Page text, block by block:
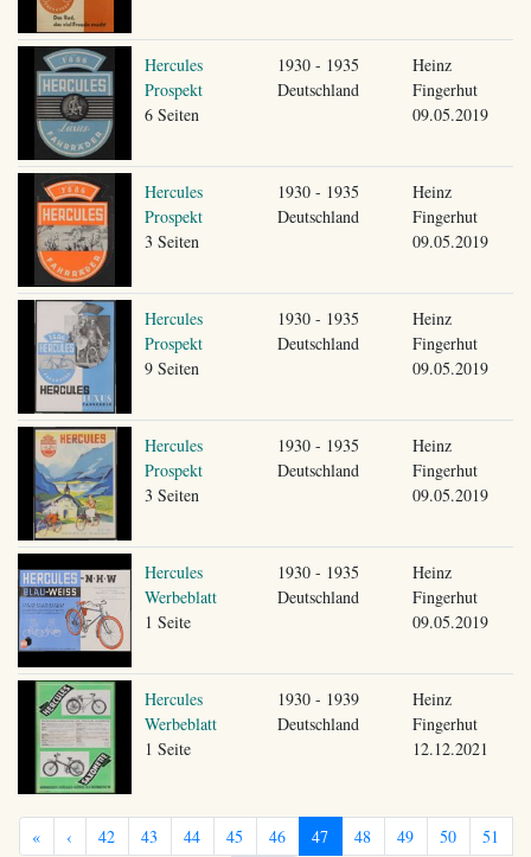
Hercules
Prospekt
6 Seiten
1930 - 1935
Deutschland
Heinz
Fingerhut
09.05.2019
Hercules
Prospekt
3 Seiten
1930 - 1935
Deutschland
Heinz
Fingerhut
09.05.2019
Hercules
Prospekt
9 Seiten
1930 - 1935
Deutschland
Heinz
Fingerhut
09.05.2019
Hercules
Prospekt
3 Seiten
1930 - 1935
Deutschland
Heinz
Fingerhut
09.05.2019
Hercules
Werbeblatt
1 Seite
1930 - 1935
Deutschland
Heinz
Fingerhut
09.05.2019
Hercules
Werbeblatt
1 Seite
1930 - 1939
Deutschland
Heinz
Fingerhut
12.12.2021
« ‹ 42 43 44 45 46 47 48 49 50 51